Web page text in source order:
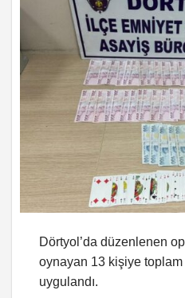
Dörtyol’da düzenlenen
oynayan 13 kişiye
uygulandı.